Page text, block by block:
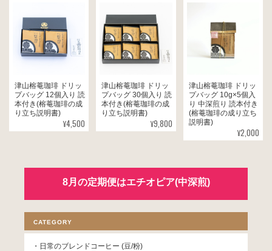
津山榕菴珈琲 ドリッ
プバッグ 12個入り 読
本付き(榕菴珈琲の成
り立ち説明書)
¥4,500
津山榕菴珈琲 ドリッ
プバッグ 30個入り 読
本付き(榕菴珈琲の成
り立ち説明書)
¥9,800
津山榕菴珈琲 ドリッ
プバッグ 10g×5個入
り 中深煎り 読本付き
(榕菴珈琲の成り立ち
説明書)
¥2,000
8月の定期便はエチオピア(中深煎)
CATEGORY
・日常のブレンドコーヒー (豆/粉)